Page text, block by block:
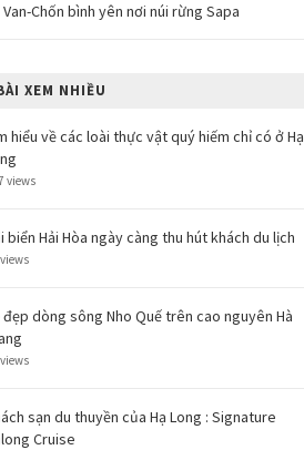
Van-Chốn bình yên nơi núi rừng Sapa
XEM NHIỀU
hiểu về các loài thực vật quý hiếm chỉ có ở Hạ
views
biển Hải Hòa ngày càng thu hút khách du lịch
đẹp dòng sông Nho Quế trên cao nguyên Hà
sạn du thuyền của Hạ Long : Signature
Cruise